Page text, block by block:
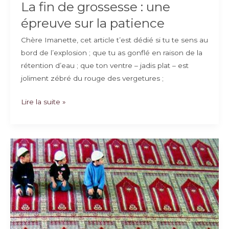
La fin de grossesse : une
épreuve sur la patience
Chère Imanette, cet article t’est dédié si tu te sens au
bord de l’explosion ; que tu as gonflé en raison de la
rétention d’eau ; que ton ventre – jadis plat – est
joliment zébré du rouge des vergetures ;
La
grossesse
:
une
épreuve
sur
la
patience
Lire la suite »